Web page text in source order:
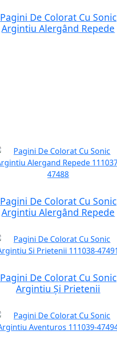
Pagini De Colorat Cu Sonic
Argintiu Alergând Repede
Pagini De Colorat Cu Sonic
Argintiu Alergând Repede
Pagini De Colorat Cu Sonic
Argintiu Și Prietenii